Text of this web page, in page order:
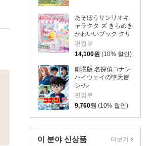
あそぼうサンリオキ
ャラクタ-ズ きらめき
かわいいブック クリ
アシ-ル手帳
편집부
14,100원 (10% 할인)
劇場版 名探偵コナン
ハイウェイの墮天使
シ-ル
편집부
9,760원 (10% 할인)
이 분야 신상품 더보기